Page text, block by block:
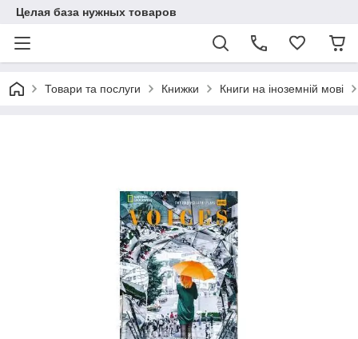
Целая база нужных товаров
Товари та послуги Книжки Книги на іноземній мові